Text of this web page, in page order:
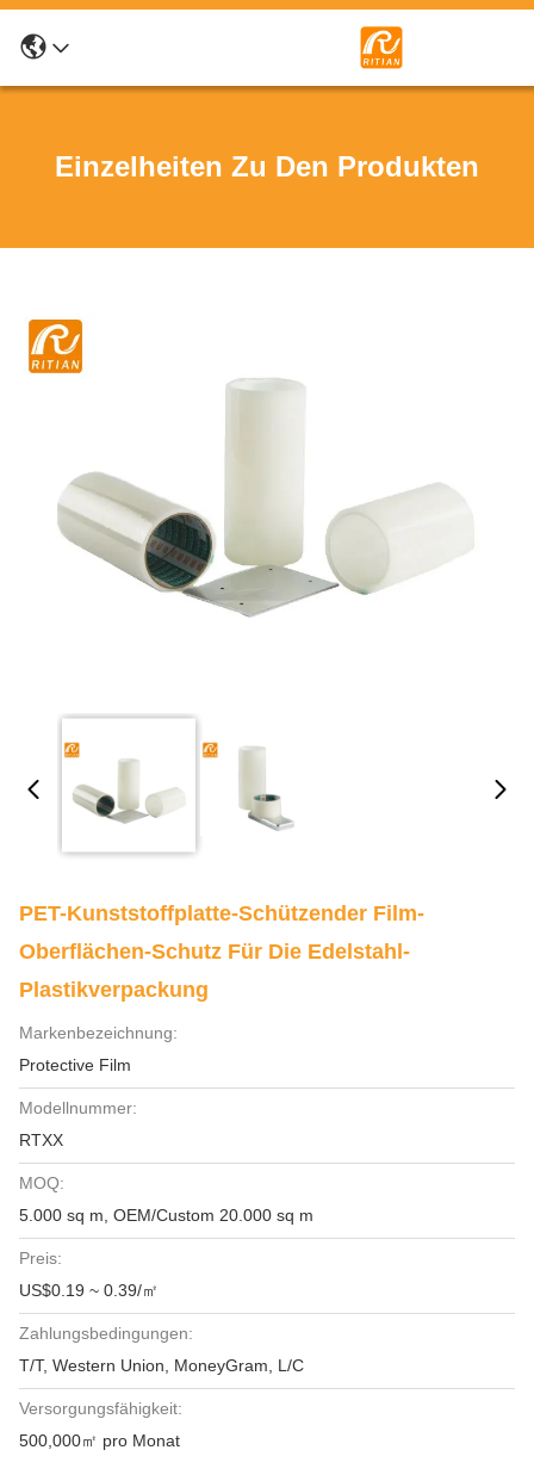
Einzelheiten Zu Den Produkten
PET-Kunststoffplatte-Schützender Film-
Oberflächen-Schutz Für Die Edelstahl-
Plastikverpackung
Markenbezeichnung:
Protective Film
Modellnummer:
RTXX
MOQ:
5.000 sq m, OEM/Custom 20.000 sq m
Preis:
US$0.19 ~ 0.39/㎡
Zahlungsbedingungen:
T/T, Western Union, MoneyGram, L/C
Versorgungsfähigkeit:
500,000㎡ pro Monat